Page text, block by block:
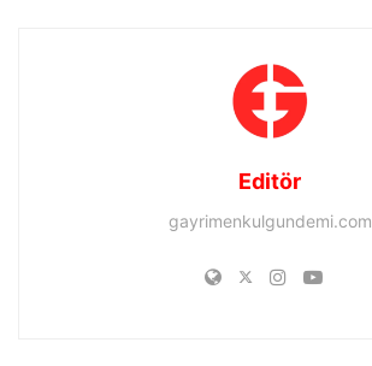
Editör
gayrimenkulgundemi.com